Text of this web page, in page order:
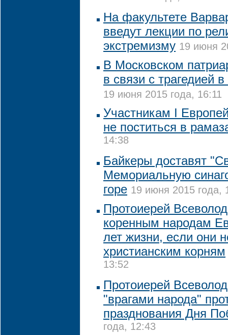
На факультете
введут лекции по
экстремизму 19 июня
В Московском
в связи с трагедией
19 июня 2015 года, 16:11
Участникам I
не поститься в
14:38
Байкеры доставят
Мемориальную
горе 19 июня 2015 года,
Протоиерей
коренным народам
лет жизни, если они
христианским корням
13:52
Протоиерей
"врагами народа"
празднования Дня
года, 12:43